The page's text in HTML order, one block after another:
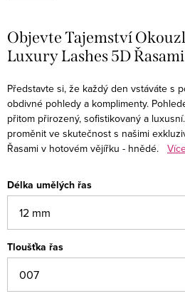
Objevte Tajemství
Luxury Lashes 5D Řasami
Představte si, že každý den vstáváte s
obdivné pohledy a komplimenty.
přitom přirozený, sofistikovaný a
proměnit ve skutečnost s našimi
Řasami v hotovém vějířku - hnědé.
Délka umělých řas
Tloušťka řas